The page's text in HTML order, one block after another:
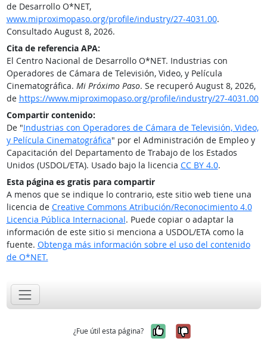
de Desarrollo O*NET,
www.miproximopaso.org/profile/industry/27-4031.00.
Consultado August 8, 2026.
Cita de referencia APA:
El Centro Nacional de Desarrollo O*NET. Industrias con
Operadores de Cámara de Televisión, Video, y Película
Cinematográfica. Mi Próximo Paso. Se recuperó August 8, 2026,
de https://www.miproximopaso.org/profile/industry/27-4031.00
Compartir contenido:
De "Industrias con Operadores de Cámara de Televisión, Video,
y Película Cinematográfica" por el Administración de Empleo y
Capacitación del Departamento de Trabajo de los Estados
Unidos (USDOL/ETA). Usado bajo la licencia CC BY 4.0.
Esta página es gratis para compartir
A menos que se indique lo contrario, este sitio web tiene una
licencia de Creative Commons Atribución/Reconocimiento 4.0
Licencia Pública Internacional. Puede copiar o adaptar la
información de este sitio si menciona a USDOL/ETA como la
fuente. Obtenga más información sobre el uso del contenido
de O*NET.
¿Fue útil esta página? Sí, fue útil
No, no fue